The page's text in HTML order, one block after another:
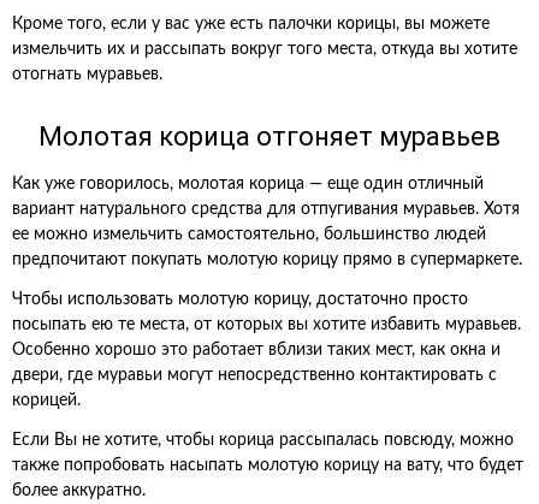
Кроме того, если у вас уже есть палочки корицы, вы можете
измельчить их и рассыпать вокруг того места, откуда вы хотите
отогнать муравьев.
Молотая корица отгоняет муравьев
Как уже говорилось, молотая корица — еще один отличный
вариант натурального средства для отпугивания муравьев. Хотя
ее можно измельчить самостоятельно, большинство людей
предпочитают покупать молотую корицу прямо в супермаркете.
Чтобы использовать молотую корицу, достаточно просто
посыпать ею те места, от которых вы хотите избавить муравьев.
Особенно хорошо это работает вблизи таких мест, как окна и
двери, где муравьи могут непосредственно контактировать с
корицей.
Если Вы не хотите, чтобы корица рассыпалась повсюду, можно
также попробовать насыпать молотую корицу на вату, что будет
более аккуратно.